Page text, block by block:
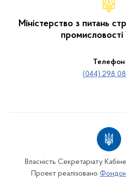
Міністерство з питань
промисловості
Телефон
(044) 298
Власність Секретаріату
Проект реалізовано